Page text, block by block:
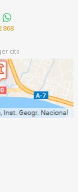
868
cita